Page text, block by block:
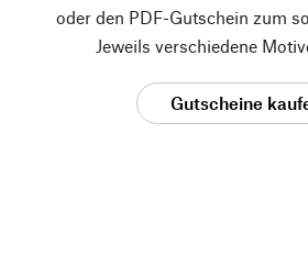
oder den PDF-Gutschein zum
Jeweils verschiedene
Gutscheine